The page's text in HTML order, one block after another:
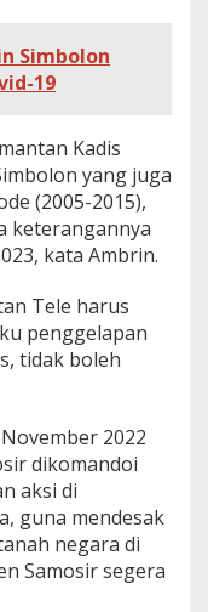
Simbolon
19
Kadis
yang juga
(2005-2015),
keterangannya
kata Ambrin.
Tele harus
penggelapan
tidak boleh
2022
dikomandoi
aksi di
guna mendesak
negara di
Samosir segera